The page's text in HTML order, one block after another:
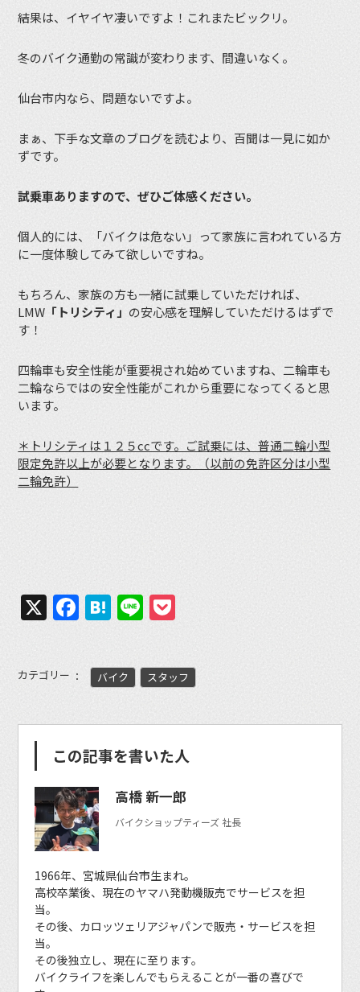
結果は、イヤイヤ凄いですよ！これまたビックリ。
冬のバイク通勤の常識が変わります、間違いなく。
仙台市内なら、問題ないですよ。
まぁ、下手な文章のブログを読むより、百聞は一見に如か
ずです。
試乗車ありますので、ぜひご体感ください。
個人的には、「バイクは危ない」って家族に言われている方
に一度体験してみて欲しいですね。
もちろん、家族の方も一緒に試乗していただければ、
LMW 「トリシティ」 の安心感を理解していただけるはずで
す！
四輪車も安全性能が重要視され始めていますね、二輪車も
二輪ならではの安全性能がこれから重要になってくると思
います。
＊トリシティは１２５ccです。ご試乗には、普通二輪小型
限定免許以上が必要となります。（以前の免許区分は小型
二輪免許）
X Facebook
Hatena
Line
カテゴリー バイク スタッフ
この記事を書いた人
高橋 新一郎
バイクショップティーズ 社長
1966年、宮城県仙台市生まれ。
高校卒業後、現在のヤマハ発動機販売でサービスを担
当。
その後、カロッツェリアジャパンで販売・サービスを担
当。
その後独立し、現在に至ります。
バイクライフを楽しんでもらえることが一番の喜びで